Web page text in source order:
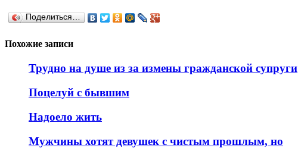
Поделиться…
Похожие записи
Трудно на душе из за измены гражданской супруги
Поцелуй с бывшим
Надоело жить
Мужчины хотят девушек с чистым прошлым, но